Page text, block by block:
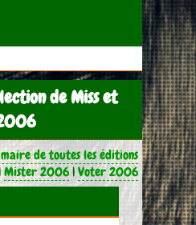
de Miss et
de toutes les éditions
Mister 2006|Voter 2006